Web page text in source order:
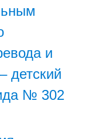
и
детский
№ 302